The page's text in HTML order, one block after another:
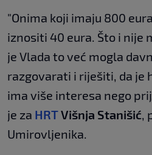
"Onima koji imaju 800
iznositi 40 eura. Što i nije
je Vlada to već mogla
razgovarati i riješiti, da je
ima više interesa nego
je za HRTVišnja Stanišić,
Umirovljenika.